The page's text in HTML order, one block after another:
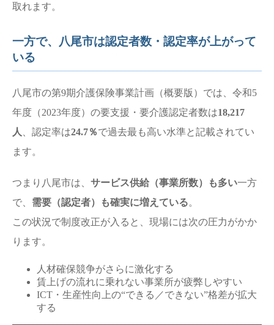
取れます。
一方で、八尾市は認定者数・認定率が上がって
いる
八尾市の第9期介護保険事業計画（概要版）では、令和5
年度（2023年度）の要支援・要介護認定者数は18,217
人
、認定率は24.7％で過去最も高い水準と記載されてい
ます。
つまり八尾市は、 サービス供給（事業所数）も多い一方
で、 需要（認定者）も確実に増えている。
この状況で制度改正が入ると、現場には次の圧力がかか
ります。
人材確保競争がさらに激化する
賃上げの流れに乗れない事業所が疲弊しやすい
ICT・生産性向上の“できる／できない”格差が拡大
する